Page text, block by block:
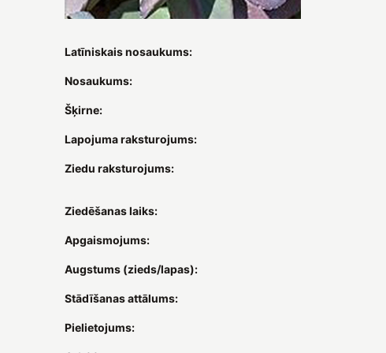
Latīniskais nosaukums:
Nosaukums:
Šķirne:
Lapojuma raksturojums:
Ziedu raksturojums:
Ziedēšanas laiks:
Apgaismojums:
Augstums (zieds/lapas):
Stādīšanas attālums:
Pielietojums: